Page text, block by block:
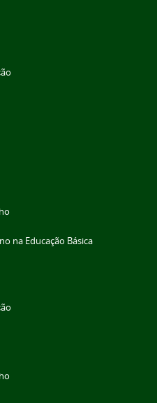
na Educação Básica